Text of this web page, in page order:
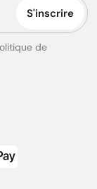
S'inscrire
de